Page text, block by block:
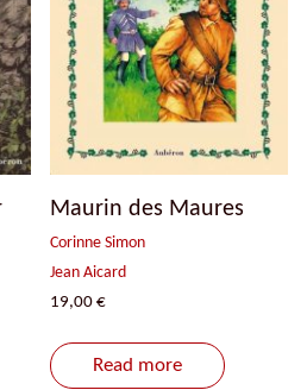
Maurin des Maures
Corinne Simon
Jean Aicard
19,00€
Read more